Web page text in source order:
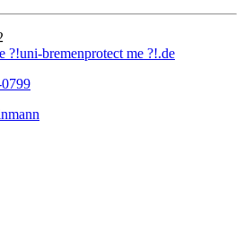
?!uni-bremenprotect me ?!.de